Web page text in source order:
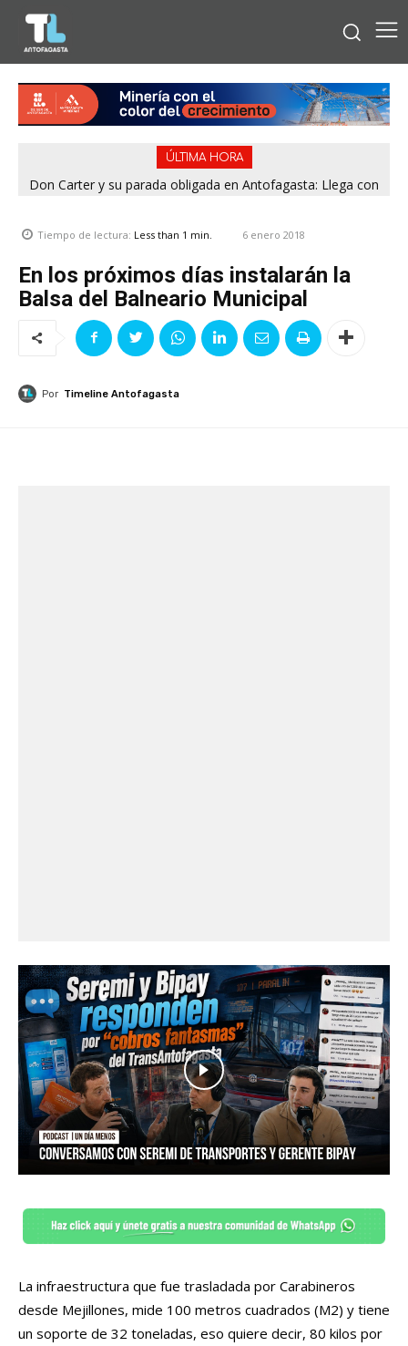
ÚLTIMA HORA
Don Carter y su parada obligada en Antofagasta: Llega con
Tiempo de lectura: Less than 1 min. 6 enero 2018
En los próximos días instalarán la
Balsa del Balneario Municipal
Por Timeline Antofagasta
La infraestructura que fue trasladada por Carabineros
desde Mejillones, mide 100 metros cuadrados (M2) y tiene
un soporte de 32 toneladas, eso quiere decir, 80 kilos por